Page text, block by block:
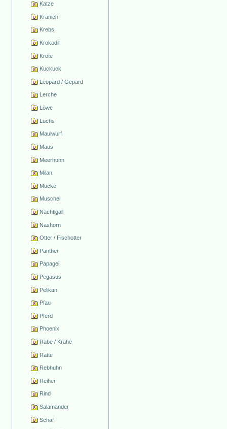
Katze
Kranich
Krebs
Krokodil
Kröte
Kuckuck
Leopard / Gepard
Lerche
Löwe
Luchs
Maulwurf
Maus
Meerhuhn
Milan
Mücke
Muschel
Nachtigall
Nashorn
Otter / Fischotter
Panther
Papagei
Pegasus
Pelikan
Pfau
Pferd
Phoenix
Rabe / Krähe
Ratte
Rebhuhn
Reiher
Rind
Salamander
Schaf